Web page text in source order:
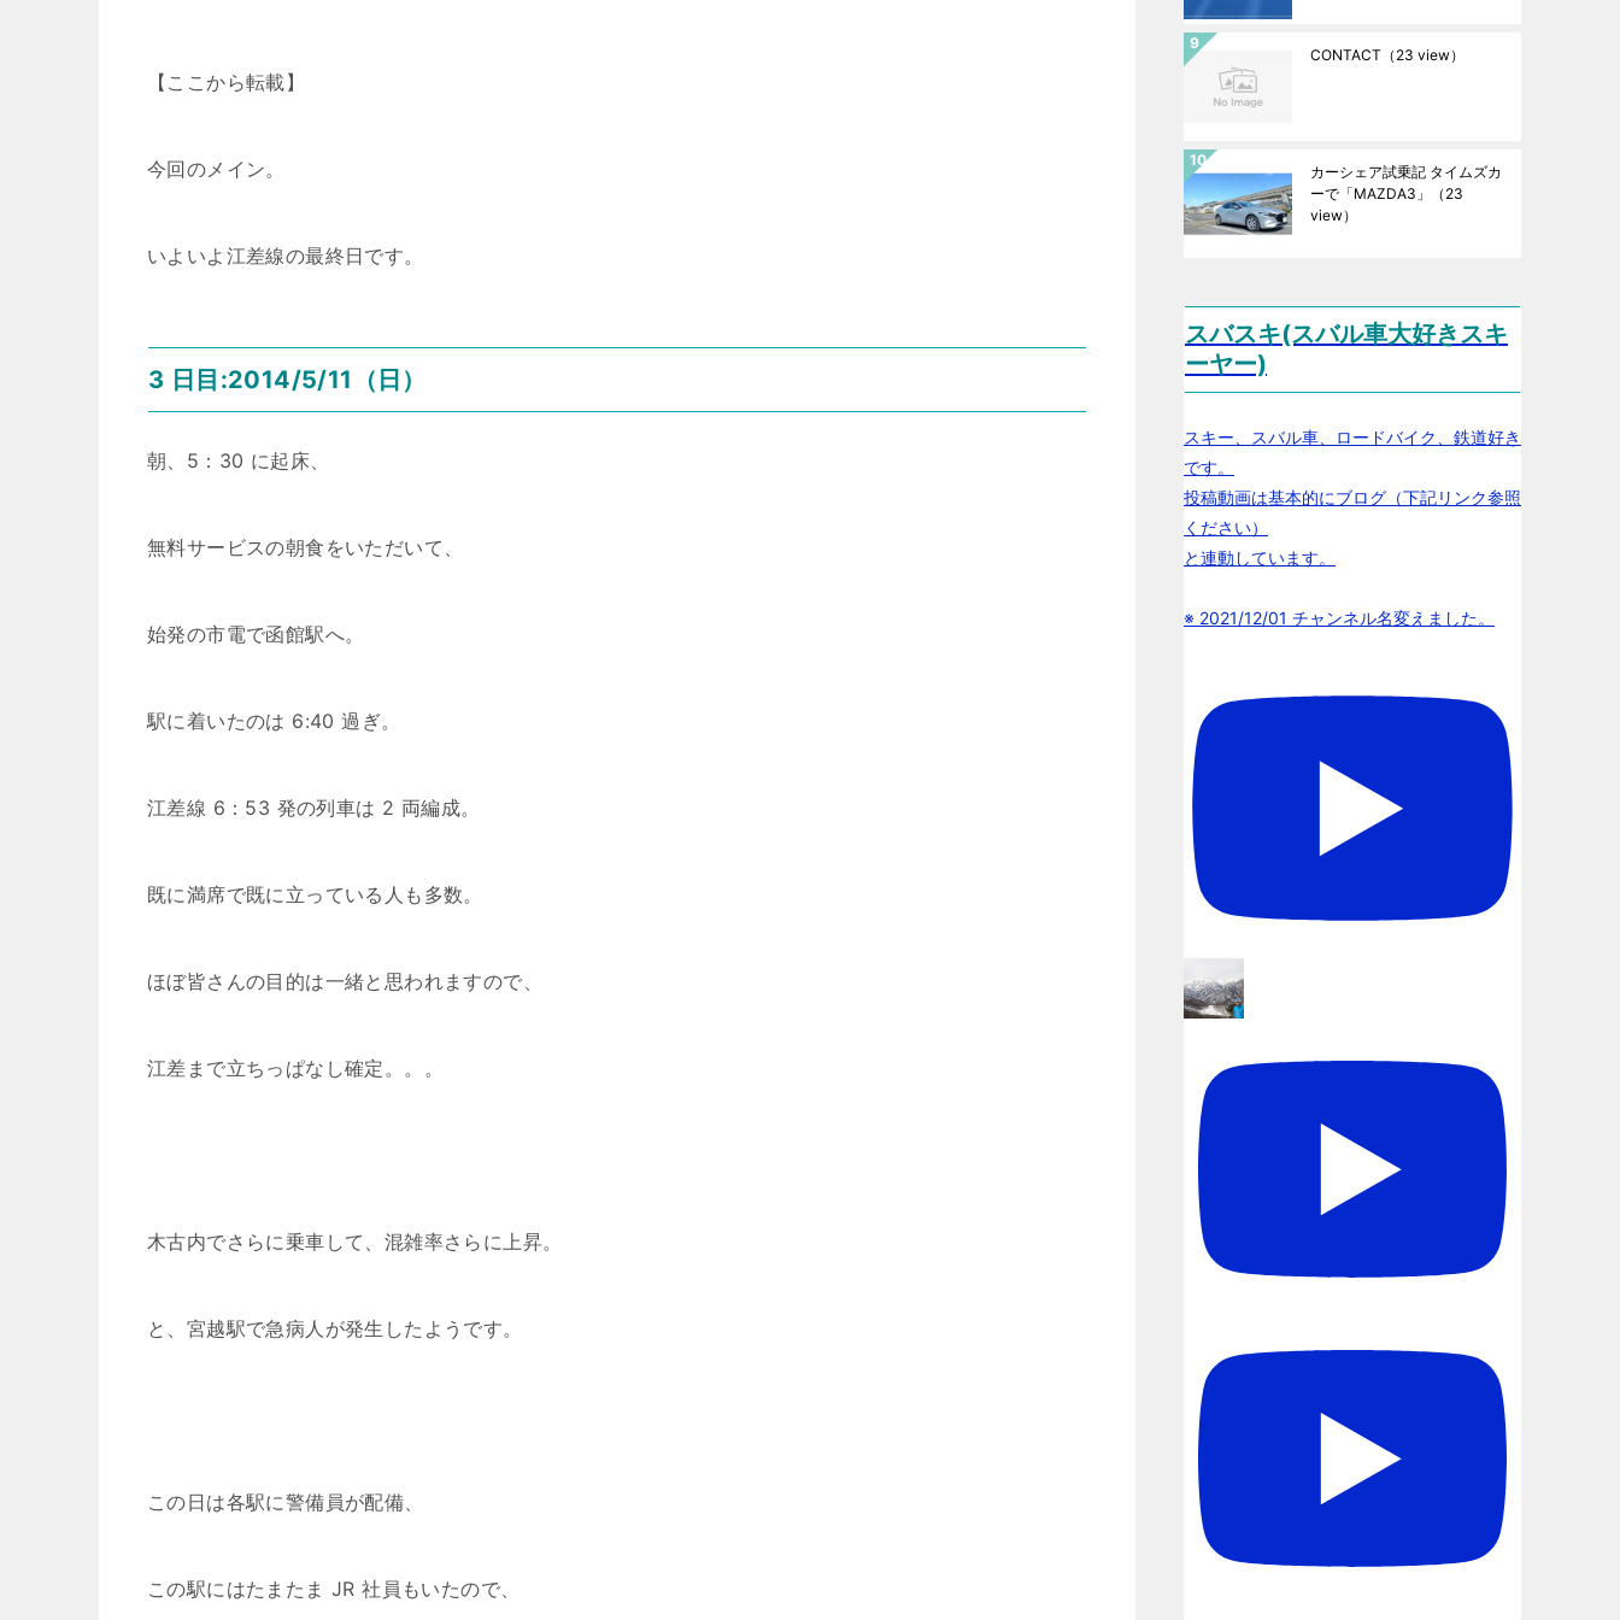
【ここから転載】
今回のメイン。
いよいよ江差線の最終日です。
3 日目:2014/5/11（日）
朝、5：30 に起床、
無料サービスの朝食をいただいて、
始発の市電で函館駅へ。
駅に着いたのは 6:40 過ぎ。
江差線 6：53 発の列車は 2 両編成。
既に満席で既に立っている人も多数。
ほぼ皆さんの目的は一緒と思われますので、
江差まで立ちっぱなし確定。。。
木古内でさらに乗車して、混雑率さらに上昇。
と、宮越駅で急病人が発生したようです。
この日は各駅に警備員が配備、
この駅にはたまたま JR 社員もいたので、
CONTACT （23 view）
カーシェア試乗記 タイムズカ
ーで「MAZDA3」
（23
view）
スバスキ(スバル車大好きスキ
ーヤー)
スキー、スバル車、ロードバイク、鉄道好き
です。
投稿動画は基本的にブログ（下記リンク参照
ください）
と連動しています。
※ 2021/12/01 チャンネル名変えました。